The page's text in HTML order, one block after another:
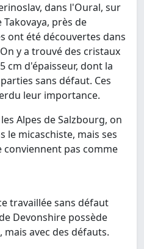
dans l'Oural, sur
près de
ont été découvertes dans
y a trouvé des cristaux
cm d'épaisseur, dont la
sans défaut. Ces
leur importance.
Alpes de Salzbourg, on
le micaschiste, mais ses
pas comme
travaillée sans défaut
Devonshire possède
avec des défauts.